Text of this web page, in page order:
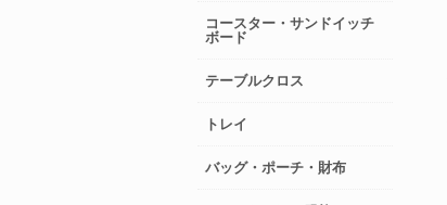
コースター・サンドイッチ
ボード
テーブルクロス
トレイ
バッグ・ポーチ・財布